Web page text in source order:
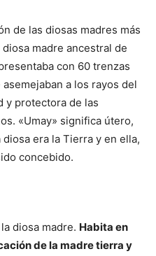
de las diosas madres más
madre ancestral de
con 60 trenzas
a los rayos del
y protectora de las
«Umay» significa útero,
era la Tierra y en ella,
concebido.
diosa madre. Habita en
de la madre tierra y